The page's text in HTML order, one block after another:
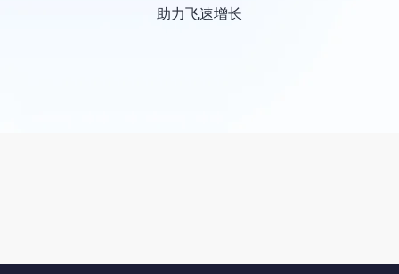
助力飞速增长